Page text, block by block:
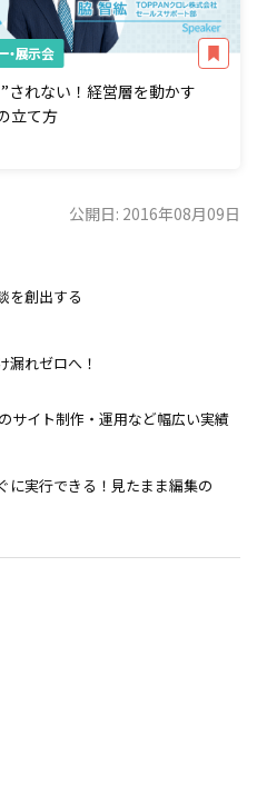
・展示会
されない！経営層を動かす
立て方
公開日: 2016年08月09日
を創出する
漏れゼロへ！
サイト制作・運用など幅広い実績
に実行できる！見たまま編集の